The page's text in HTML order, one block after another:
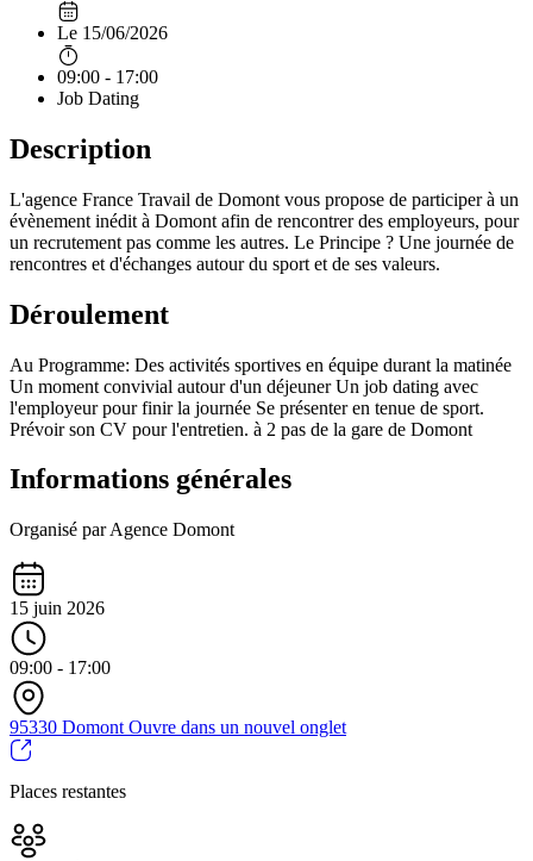
Le 15/06/2026
09:00 - 17:00
Job Dating
Description
L'agence France Travail de Domont vous propose de participer à un
évènement inédit à Domont afin de rencontrer des employeurs, pour
un recrutement pas comme les autres. Le Principe ? Une journée de
rencontres et d'échanges autour du sport et de ses valeurs.
Déroulement
Au Programme: Des activités sportives en équipe durant la matinée
Un moment convivial autour d'un déjeuner Un job dating avec
l'employeur pour finir la journée Se présenter en tenue de sport.
Prévoir son CV pour l'entretien. à 2 pas de la gare de Domont
Informations générales
Organisé par Agence Domont
15 juin 2026
09:00 - 17:00
95330 Domont Ouvre dans un nouvel onglet
Places restantes